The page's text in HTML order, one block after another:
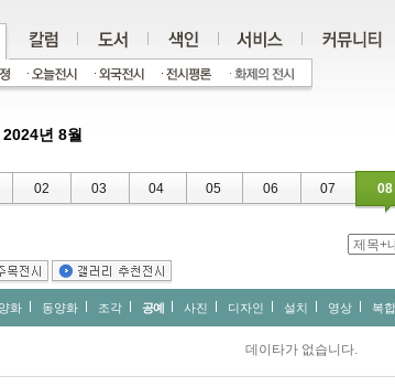
2024년 8월
02 03 04 05 06 07 08
화 동양화 조각 공예 사진 디자인 설치 영상 복합
데이타가 없습니다.